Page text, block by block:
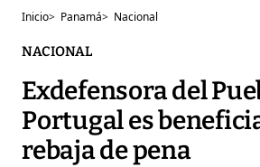
Inicio> Panamá> Nacional
NACIONAL
Exdefensora del
Portugal es
rebaja de pena